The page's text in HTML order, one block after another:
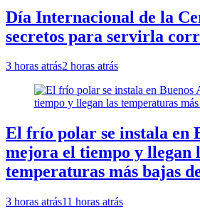
Día Internacional de la
secretos para servirla
3 horas atrás2 horas atrás
El frío polar se instala en
mejora el tiempo y llegan
temperaturas más bajas
3 horas atrás11 horas atrás